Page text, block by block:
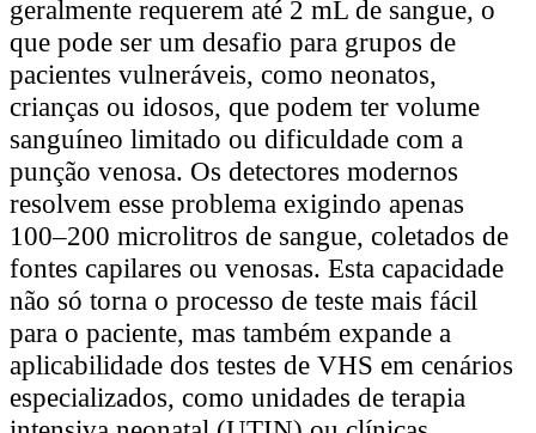
geralmente requerem até 2 mL de sangue, o
que pode ser um desafio para grupos de
pacientes vulneráveis, como neonatos,
crianças ou idosos, que podem ter volume
sanguíneo limitado ou dificuldade com a
punção venosa. Os detectores modernos
resolvem esse problema exigindo apenas
100–200 microlitros de sangue, coletados de
fontes capilares ou venosas. Esta capacidade
não só torna o processo de teste mais fácil
para o paciente, mas também expande a
aplicabilidade dos testes de VHS em cenários
especializados, como unidades de terapia